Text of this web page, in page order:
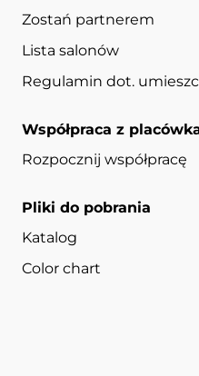
Zostań partnerem
Lista salonów
Regulamin dot.
Współpraca z
Rozpocznij współpracę
Pliki do pobrania
Katalog
Color chart